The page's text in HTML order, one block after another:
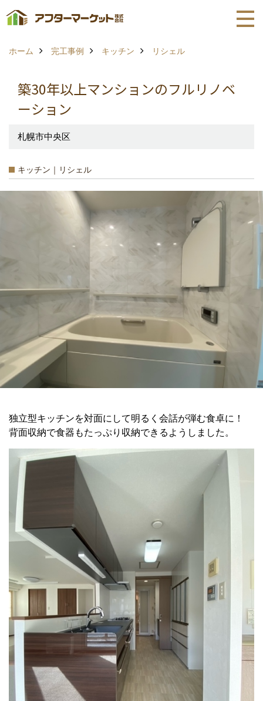
ホーム 完工事例 キッチン リシェル
築30年以上マンションのフルリノベ
ーション
札幌市中央区
キッチン｜リシェル
独立型キッチンを対面にして明るく会話が弾む食卓に！
背面収納で食器もたっぷり収納できるようしました。